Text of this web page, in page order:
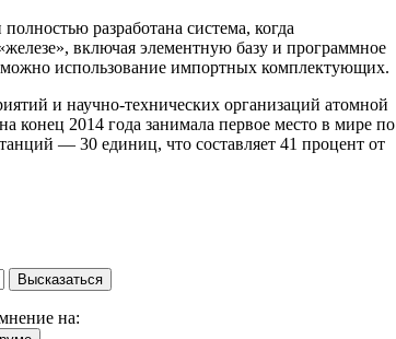
разработана система, когда
включая элементную базу и программное
использование импортных комплектующих.
и научно-технических организаций атомной
конец 2014 года занимала первое место в мире по
— 30 единиц, что составляет 41 процент от
на: